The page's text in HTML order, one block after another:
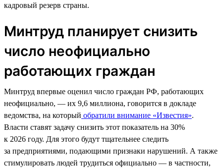
кадровый резерв страны.
Минтруд планирует снизить
число неофициально
работающих граждан
Минтруд впервые оценил число граждан РФ, работающих
неофициально, — их 9,6 миллиона, говорится в докладе
ведомства, на который обратили внимание «Известия».
Власти ставят задачу снизить этот показатель на 30%
к 2026 году. Для этого будут тщательнее следить
за предприятиями, подающими признаки нарушений. А также
стимулировать людей трудиться официально — в частности,